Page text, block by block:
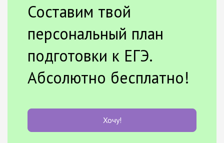
Составим твой
персональный план
подготовки к ЕГЭ.
Абсолютно бесплатно!
Хочу!